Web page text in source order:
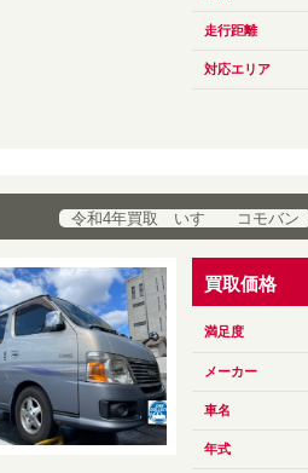
走行距離
対応エリア
令和4年買取 いすゞ コモバン
買取価格
満足度
メーカー
車名
年式